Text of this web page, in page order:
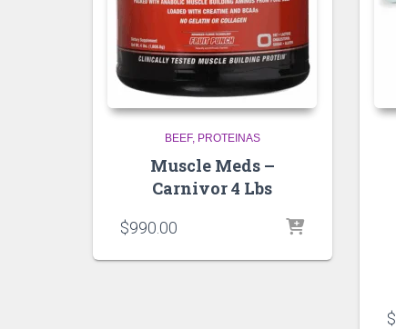
BEEF PROTEINAS
Muscle Meds –
Carnivor 4 Lbs
$990.00
$